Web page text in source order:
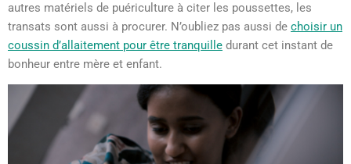
autres matériels de puériculture à citer les poussettes, les
transats sont aussi à procurer. N’oubliez pas aussi de choisir un
coussin d’allaitement pour être tranquille durant cet instant de
bonheur entre mère et enfant.